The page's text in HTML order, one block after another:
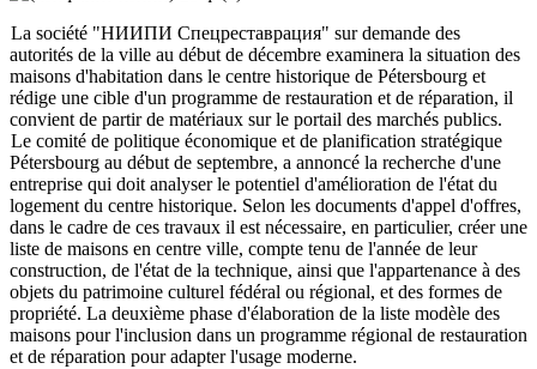
La société "НИИПИ Спецреставрация" sur demande des
autorités de la ville au début de décembre examinera la situation des
maisons d'habitation dans le centre historique de Pétersbourg et
rédige une cible d'un programme de restauration et de réparation, il
convient de partir de matériaux sur le portail des marchés publics.
Le comité de politique économique et de planification stratégique
Pétersbourg au début de septembre, a annoncé la recherche d'une
entreprise qui doit analyser le potentiel d'amélioration de l'état du
logement du centre historique. Selon les documents d'appel d'offres,
dans le cadre de ces travaux il est nécessaire, en particulier, créer une
liste de maisons en centre ville, compte tenu de l'année de leur
construction, de l'état de la technique, ainsi que l'appartenance à des
objets du patrimoine culturel fédéral ou régional, et des formes de
propriété. La deuxième phase d'élaboration de la liste modèle des
maisons pour l'inclusion dans un programme régional de restauration
et de réparation pour adapter l'usage moderne.